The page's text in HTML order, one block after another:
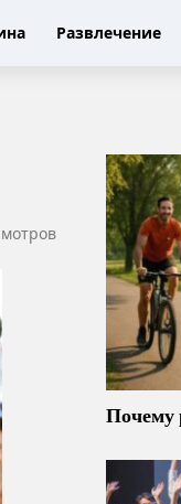
Развлечение
Почему